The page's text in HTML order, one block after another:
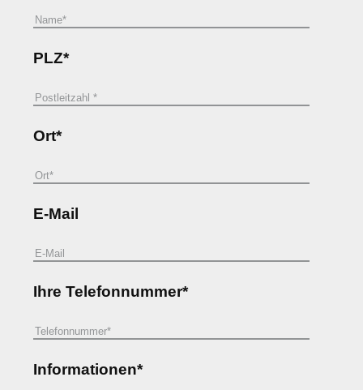
PLZ*
Ort*
E-Mail
Ihre Telefonnummer*
Informationen*